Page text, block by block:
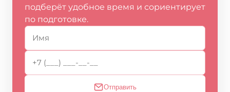
подберёт удобное время и сориентирует
по подготовке.
Отправить